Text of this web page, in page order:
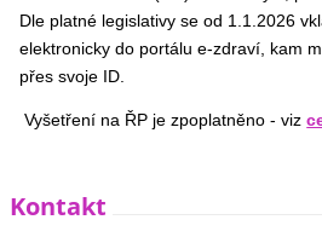
Dle platné legislativy se od 1.1.2026
elektronicky do portálu e-zdraví, kam
přes svoje ID.
Vyšetření na ŘP je zpoplatněno - viz
Kontakt